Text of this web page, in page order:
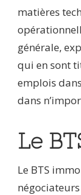
matières
générale,
qui en sont
emplois
dans
Le
Le BTS